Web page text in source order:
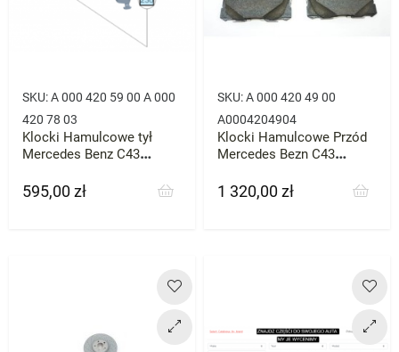
SKU:A 000 420 59 00 A 000
420 78 03
Klocki Hamulcowe tył
Mercedes Benz C43
Cena
595,00 zł
SKU:A 000 420 49 00
A0004204904
Klocki Hamulcowe Przód
Mercedes Bezn C43
Cena
1 320,00 zł